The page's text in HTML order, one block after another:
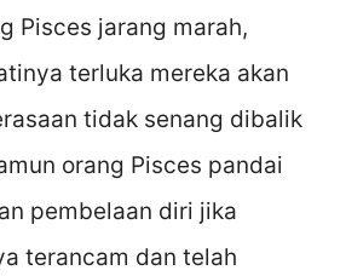
Pisces jarang marah,
terluka mereka akan
tidak senang dibalik
orang Pisces pandai
pembelaan diri jika
terancam dan telah